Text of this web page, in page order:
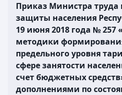
Приказ Министра труда
защиты населения
19 июня 2018 года №
методики
предельного уровня
сфере занятости
счет бюджетных
дополнениями по